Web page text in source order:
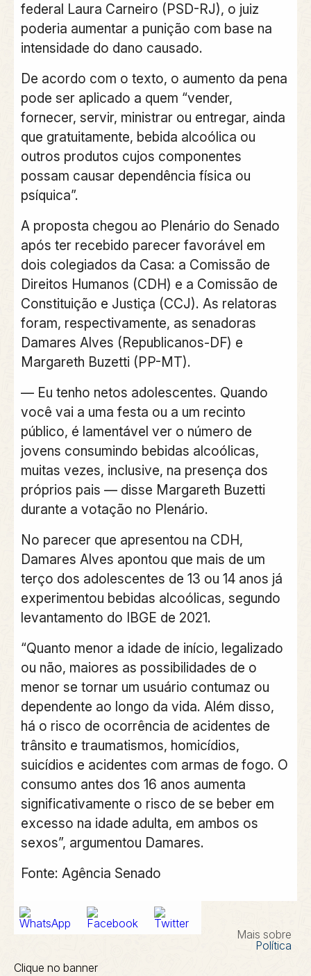
federal Laura Carneiro (PSD-RJ), o juiz
poderia aumentar a punição com base na
intensidade do dano causado.
De acordo com o texto, o aumento da pena
pode ser aplicado a quem “vender,
fornecer, servir, ministrar ou entregar, ainda
que gratuitamente, bebida alcoólica ou
outros produtos cujos componentes
possam causar dependência física ou
psíquica”.
A proposta chegou ao Plenário do Senado
após ter recebido parecer favorável em
dois colegiados da Casa: a Comissão de
Direitos Humanos (CDH) e a Comissão de
Constituição e Justiça (CCJ). As relatoras
foram, respectivamente, as senadoras
Damares Alves (Republicanos-DF) e
Margareth Buzetti (PP-MT).
— Eu tenho netos adolescentes. Quando
você vai a uma festa ou a um recinto
público, é lamentável ver o número de
jovens consumindo bebidas alcoólicas,
muitas vezes, inclusive, na presença dos
próprios pais — disse Margareth Buzetti
durante a votação no Plenário.
No parecer que apresentou na CDH,
Damares Alves apontou que mais de um
terço dos adolescentes de 13 ou 14 anos já
experimentou bebidas alcoólicas, segundo
levantamento do IBGE de 2021.
“Quanto menor a idade de início, legalizado
ou não, maiores as possibilidades de o
menor se tornar um usuário contumaz ou
dependente ao longo da vida. Além disso,
há o risco de ocorrência de acidentes de
trânsito e traumatismos, homicídios,
suicídios e acidentes com armas de fogo. O
consumo antes dos 16 anos aumenta
significativamente o risco de se beber em
excesso na idade adulta, em ambos os
sexos”, argumentou Damares.
Fonte: Agência Senado
Mais sobre
Política
Clique no banner